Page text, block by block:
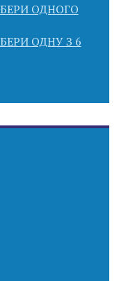
ОДНОГО
ОДНУ З 6